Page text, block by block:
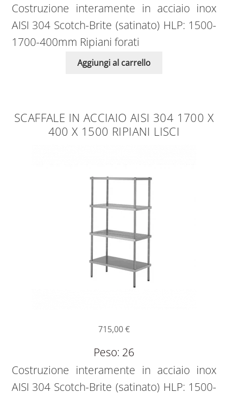
Costruzione interamente in acciaio inox
AISI 304 Scotch-Brite (satinato) HLP: 1500-
1700-400mm Ripiani forati
Aggiungi al carrello
SCAFFALE IN ACCIAIO AISI 304 1700 X
400 X 1500 RIPIANI LISCI
715,00€
Peso: 26
Costruzione interamente in acciaio inox
AISI 304 Scotch-Brite (satinato) HLP: 1500-